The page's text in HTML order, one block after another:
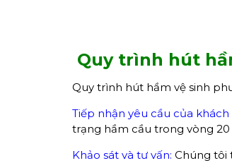
Quy trình hút
Quy trình hút hầm vệ sinh
Tiếp nhận yêu cầu của khách
trạng hầm cầu trong vòng
Khảo sát và tư vấn: Chúng tôi